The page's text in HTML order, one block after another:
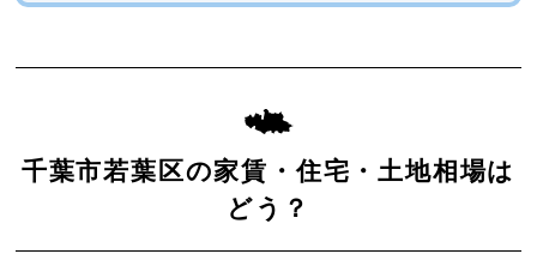
千葉市若葉区の家賃・住宅・土地相場は
どう？